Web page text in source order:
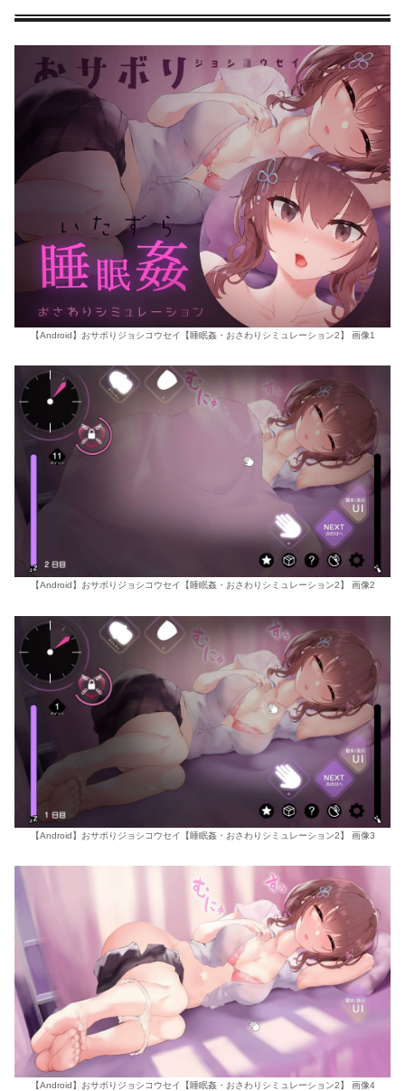
【Android】おサボりジョシコウセイ【睡眠姦・おさわりシミュレーション2】 画像1
【Android】おサボりジョシコウセイ【睡眠姦・おさわりシミュレーション2】 画像2
【Android】おサボりジョシコウセイ【睡眠姦・おさわりシミュレーション2】 画像3
【Android】おサボりジョシコウセイ【睡眠姦・おさわりシミュレーション2】 画像4